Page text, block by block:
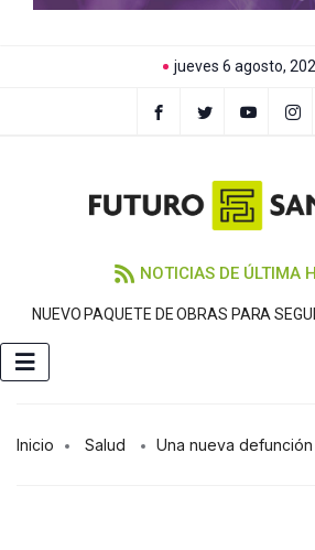
jueves 6 agosto,
NOTICIAS DE ÚLTIMA
NUEVO PAQUETE DE OBRAS PARA
Inicio Salud Una nueva defunción